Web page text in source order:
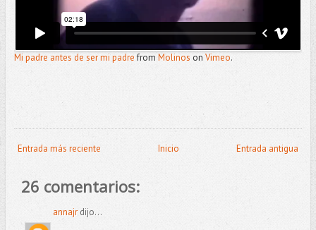
Mi padre antes de ser mi padrefrom Molinos on Vimeo.
Entrada más reciente Entrada antigua
Inicio
26 comentarios:
annajrdijo...